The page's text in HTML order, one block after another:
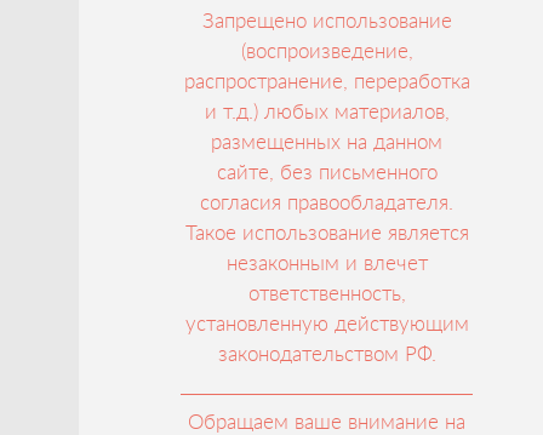
Запрещено использование
(воспроизведение,
распространение, переработка
и т.д.) любых материалов,
размещенных на данном
сайте, без письменного
согласия правообладателя.
Такое использование является
незаконным и влечет
ответственность,
установленную действующим
законодательством РФ.
Обращаем ваше внимание на